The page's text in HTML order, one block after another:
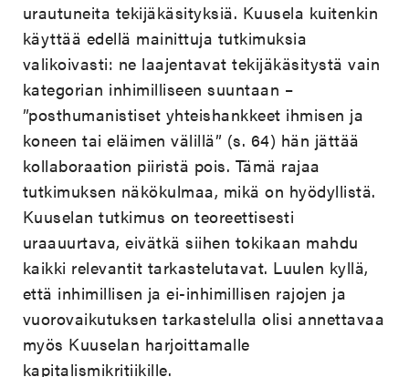
urautuneita tekijäkäsityksiä. Kuusela kuitenkin
käyttää edellä mainittuja tutkimuksia
valikoivasti: ne laajentavat tekijäkäsitystä vain
kategorian inhimilliseen suuntaan –
”posthumanistiset yhteishankkeet ihmisen ja
koneen tai eläimen välillä” (s. 64) hän jättää
kollaboraation piiristä pois. Tämä rajaa
tutkimuksen näkökulmaa, mikä on hyödyllistä.
Kuuselan tutkimus on teoreettisesti
uraauurtava, eivätkä siihen tokikaan mahdu
kaikki relevantit tarkastelutavat. Luulen kyllä,
että inhimillisen ja ei-inhimillisen rajojen ja
vuorovaikutuksen tarkastelulla olisi annettavaa
myös Kuuselan harjoittamalle
kapitalismikritiikille.